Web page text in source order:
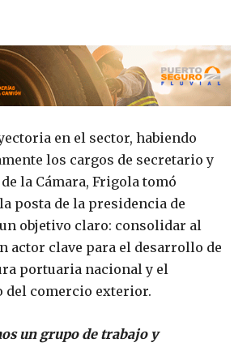
en el sector, habiendo
los cargos de secretario y
la Cámara, Frigola tomó
posta de la presidencia de
un objetivo claro: consolidar al
actor clave para el desarrollo de
portuaria nacional y el
comercio exterior.
un grupo de trabajo y